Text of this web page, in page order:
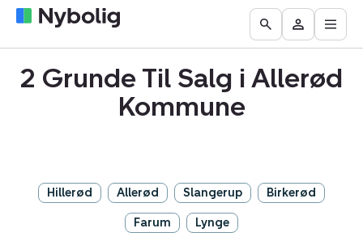
Boliger
til
Find
mægler
Få
vurderet
bolig
Go
to
the
Search
Besøg
Mit
Nybolig
Åbn
2 Grunde Til Salg i Allerød
Kommune
Hillerød Allerød Slangerup Birkerød
Farum Lynge